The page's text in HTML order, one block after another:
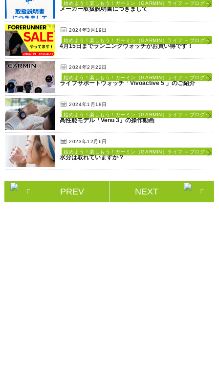
始めよう！楽しもう！ガーミン（GARMIN）ライフ ～ブログ～
メーカー取扱説明書につきまして
2024年3月19日
始めよう！楽しもう！ガーミン（GARMIN）ライフ ～ブログ～
4月15日までランニングウォッチがお買い得です！
2024年2月22日
始めよう！楽しもう！ガーミン（GARMIN）ライフ ～ブログ～
ライフサポートウォッチ「Vivoactive 5 」のご紹介
2024年1月18日
始めよう！楽しもう！ガーミン（GARMIN）ライフ ～ブログ～
高性能モデル「Venu 3」の操作動画
2023年12月6日
始めよう！楽しもう！ガーミン（GARMIN）ライフ ～ブログ～
水分は取れていますか？
PREV NEXT